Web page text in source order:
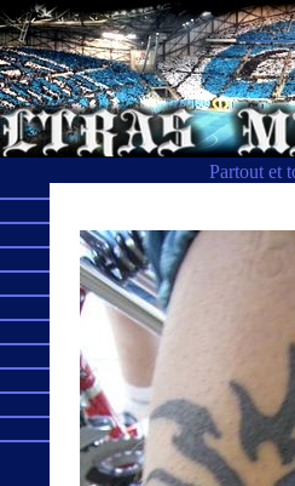
Partout et